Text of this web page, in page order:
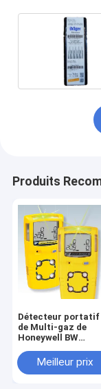
Produits
Détecteur portatif
de Multi-gaz de
Honeywell BW
XT (O2/CO/H2S/
- 4 gaz, MCXL-
Meilleur prix